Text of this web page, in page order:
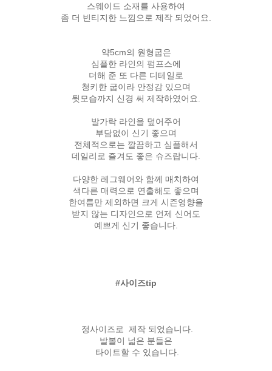
스웨이드 소재를 사용하여
좀 더 빈티지한 느낌으로 제작 되었어요.
약5cm의 원형굽은
심플한 라인의 펌프스에
더해 준 또 다른 디테일로
청키한 굽이라 안정감 있으며
뒷모습까지 신경 써 제작하였어요.
발가락 라인을 덮어주어
부담없이 신기 좋으며
전체적으로는 깔끔하고 심플해서
데일리로 즐겨도 좋은 슈즈랍니다.
다양한 레그웨어와 함께 매치하여
색다른 매력으로 연출해도 좋으며
한여름만 제외하면 크게 시즌영향을
받지 않는 디자인으로 언제 신어도
예쁘게 신기 좋습니다.
#사이즈tip
정사이즈로 제작 되었습니다.
발볼이 넓은 분들은
타이트할 수 있습니다.